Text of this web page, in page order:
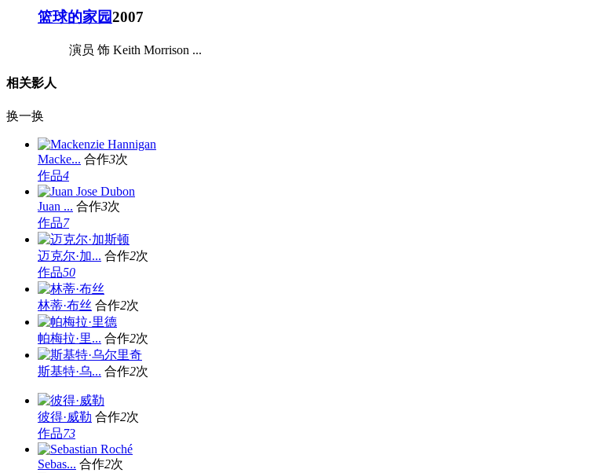
篮球的家园2007
演员 饰 Keith Morrison ...
相关影人
换一换
Macke... 合作3次
作品4
Juan ... 合作3次
作品7
迈克尔·加... 合作2次
作品50
林蒂·布丝 合作2次
帕梅拉·里... 合作2次
斯基特·乌... 合作2次
彼得·威勒 合作2次
作品73
Sebas... 合作2次